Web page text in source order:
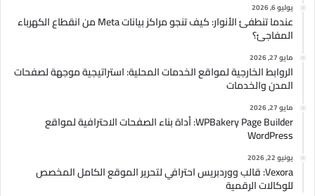
يوليو 6, 2026
عندما تنطفئ الأنوار: كيف تنجو مراكز بيانات Meta من انقطاع الكهرباء
المفاجئ؟
مايو 27, 2026
الروابط الخارجية لمواقع الخدمات المحلية: استراتيجية موجهة لصفحات
المدن والخدمات
مايو 27, 2026
WPBakery Page Builder: أداة بناء الصفحات الاحترافية لمواقع
WordPress
يونيو 22, 2026
Vexora: قالب ووردبريس احترافي لتحرير الموقع الكامل المخصص
للوكالات الرقمية